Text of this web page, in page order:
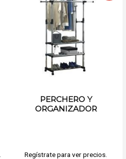
PERCHERO Y
ORGANIZADOR
Regístrate para ver precios.